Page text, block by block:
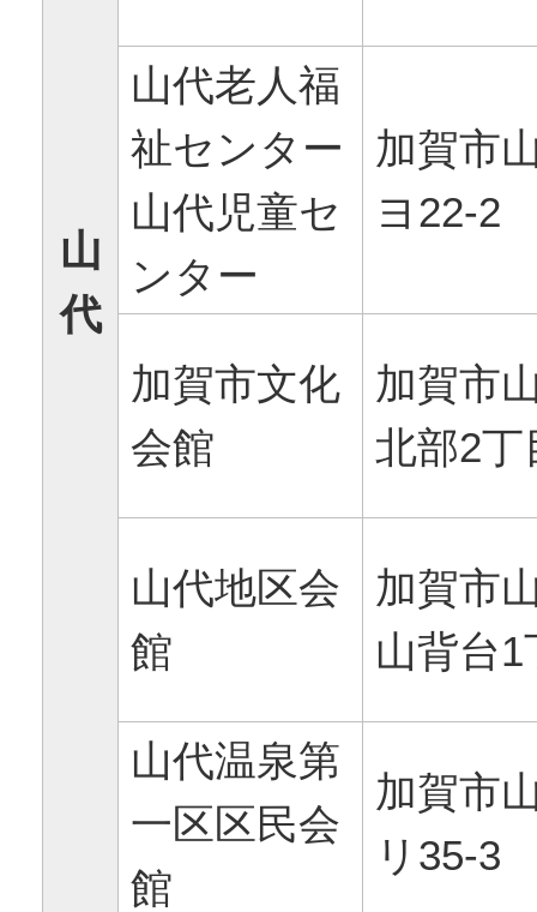
山
代
山代老人福
祉センター
山代児童セ
ンター
加賀市
ヨ22-2
加賀市文化
会館
加賀市
北部2丁
山代地区会
館
加賀市
山背台1
山代温泉第
一区区民会
館
加賀市
リ35-3